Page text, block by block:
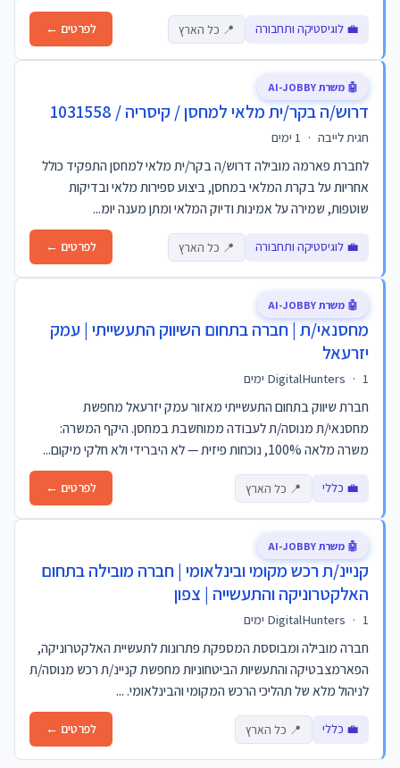
💼 לוגיסטיקה ותחבורה 📍 כל הארץ לפרטים ←
דרוש/ה בקר/ית מלאי למחסן / קיסריה / 1031558
חגית לייבה ·
לחברת פארמה מובילה דרוש/ה בקר/ית מלאי למחסן התפקיד כולל
אחריות על בקרת המלאי במחסן, ביצוע ספירות מלאי ובדיקות
שוטפות, שמירה על אמינות ודיוק המלאי ומתן מענה יומ...
💼 לוגיסטיקה ותחבורה 📍 כל הארץ לפרטים ←
🤖 משרת AI-JOBBY
מחסנאי/ת | חברה בתחום השיווק התעשייתי | עמק
יזרעאל
DigitalHunters · 1 ימים
חברת שיווק בתחום התעשייתי מאזור עמק יזרעאל מחפשת
מחסנאי/ת מנוסה/ת לעבודה ממוחשבת במחסן. היקף המשרה:
משרה מלאה 100%, נוכחות פיזית — לא היברידי ולא חלקי מיקום...
💼 כללי 📍 כל הארץ לפרטים ←
🤖 משרת AI-JOBBY
קניינ/ת רכש מקומי ובינלאומי | חברה מובילה בתחום
האלקטרוניקה והתעשייה | צפון
DigitalHunters · 1 ימים
חברה מובילה ומבוססת המספקת פתרונות לתעשיית האלקטרוניקה,
הפארמצבטיקה והתעשיות הביטחוניות מחפשת קניינ/ת רכש מנוסה/ת
לניהול מלא של תהליכי הרכש המקומי והבינלאומי. ...
💼 כללי 📍 כל הארץ לפרטים ←
🤖 משרת AI-JOBBY